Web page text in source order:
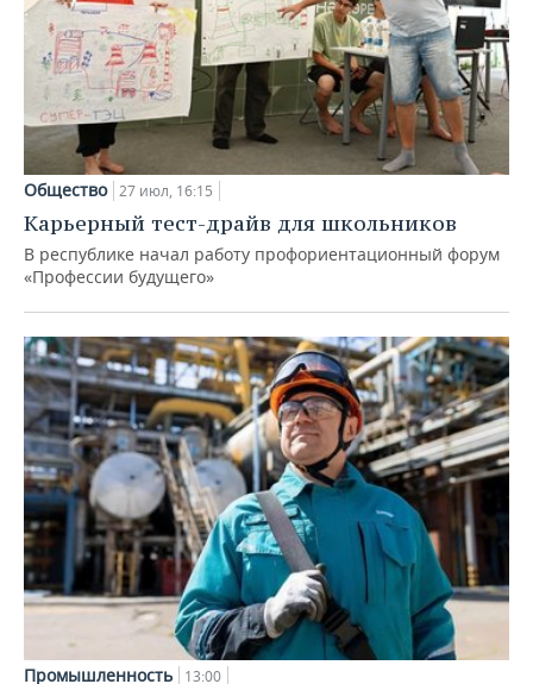
Общество 27 июл, 16:15
Карьерный тест-драйв для школьников
В республике начал работу профориентационный форум
«Профессии будущего»
Промышленность 13:00